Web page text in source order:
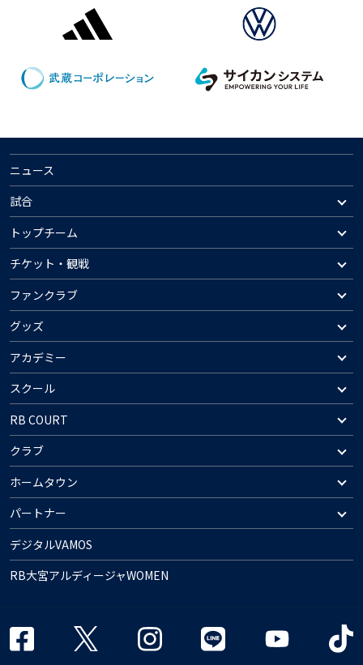
ニュース
試合
トップチーム
チケット・観戦
ファンクラブ
グッズ
アカデミー
スクール
RB COURT
クラブ
ホームタウン
パートナー
デジタルVAMOS
RB大宮アルディージャWOMEN